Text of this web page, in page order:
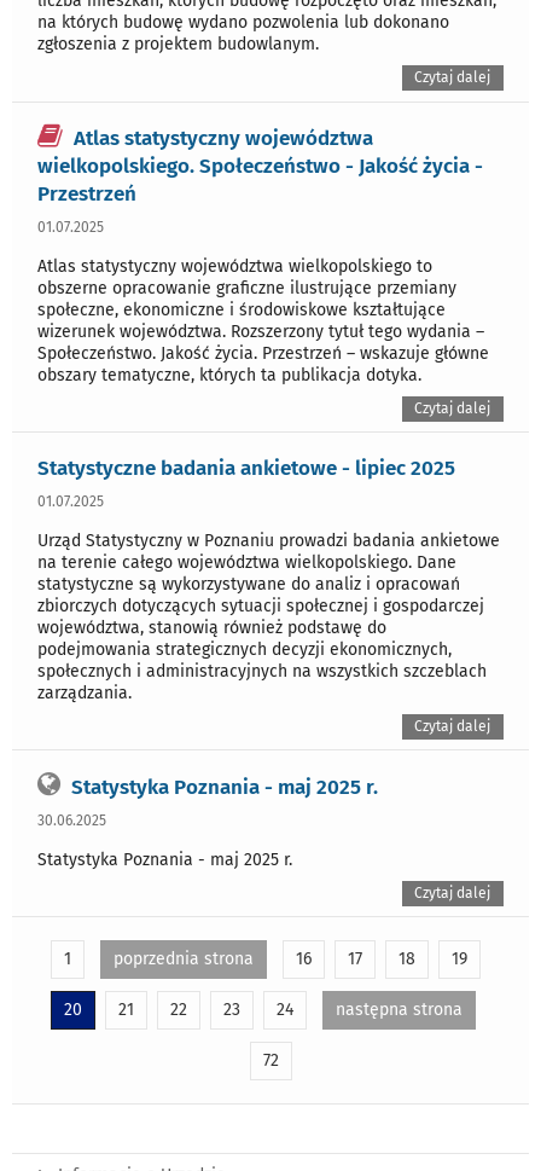
na których budowę wydano pozwolenia lub dokonano
zgłoszenia z projektem budowlanym.
Czytaj dalej
Atlas statystyczny województwa
wielkopolskiego. Społeczeństwo - Jakość życia -
Przestrzeń
01.07.2025
Atlas statystyczny województwa wielkopolskiego to
obszerne opracowanie graficzne ilustrujące przemiany
społeczne, ekonomiczne i środowiskowe kształtujące
wizerunek województwa. Rozszerzony tytuł tego wydania –
Społeczeństwo. Jakość życia. Przestrzeń – wskazuje główne
obszary tematyczne, których ta publikacja dotyka.
Czytaj dalej
Statystyczne badania ankietowe - lipiec 2025
01.07.2025
Urząd Statystyczny w Poznaniu prowadzi badania ankietowe
na terenie całego województwa wielkopolskiego. Dane
statystyczne są wykorzystywane do analiz i opracowań
zbiorczych dotyczących sytuacji społecznej i gospodarczej
województwa, stanowią również podstawę do
podejmowania strategicznych decyzji ekonomicznych,
społecznych i administracyjnych na wszystkich szczeblach
zarządzania.
Czytaj dalej
Statystyka Poznania - maj 2025 r.
30.06.2025
Statystyka Poznania - maj 2025 r.
Czytaj dalej
1 poprzednia strona 16 17 18 19
20 21 22 23 24 następna strona
72